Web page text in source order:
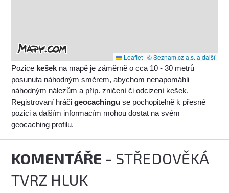
Leaflet | © Seznam.cz a.s. a další
Pozice kešek na mapě je záměrně o cca 10 - 30 metrů
posunuta náhodným směrem, abychom nenapomáhli
náhodným nálezům a příp. zničení či odcizení kešek.
Registrovaní hráčigeocachingu se pochopitelně k přesné
pozici a dalším informacím mohou dostat na svém
geocaching profilu.
KOMENTÁŘE - STŘEDOVĚKÁ
TVRZ HLUK